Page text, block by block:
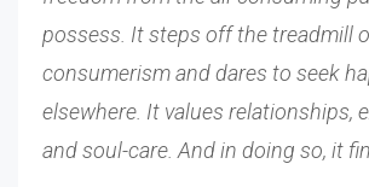
possess. It steps off the treadmill
consumerism and dares to seek
elsewhere. It values relationships,
and soul-care. And in doing so, it